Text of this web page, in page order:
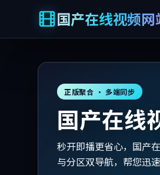
国产在线视频网
正版聚合 · 多端同步
国产在线
秒开即播更省心，国产
与分区双导航，帮您迅